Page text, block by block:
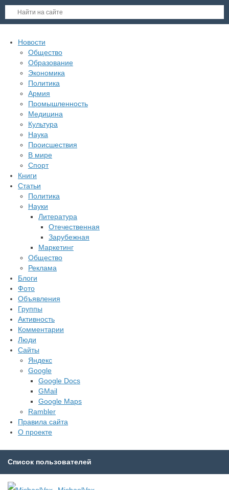
Новости
Общество
Образование
Экономика
Политика
Армия
Промышленность
Медицина
Культура
Наука
Происшествия
В мире
Спорт
Книги
Статьи
Политика
Науки
Литература
Отечественная
Зарубежная
Маркетинг
Общество
Реклама
Блоги
Фото
Объявления
Группы
Активность
Комментарии
Люди
Сайты
Яндекс
Google
Google Docs
GMail
Google Maps
Rambler
Правила сайта
О проекте
Список пользователей